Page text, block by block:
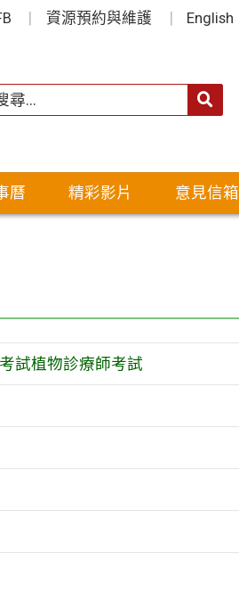
資源預約與維護 English
曆 精彩影片 意見信箱
試植物診療師考試